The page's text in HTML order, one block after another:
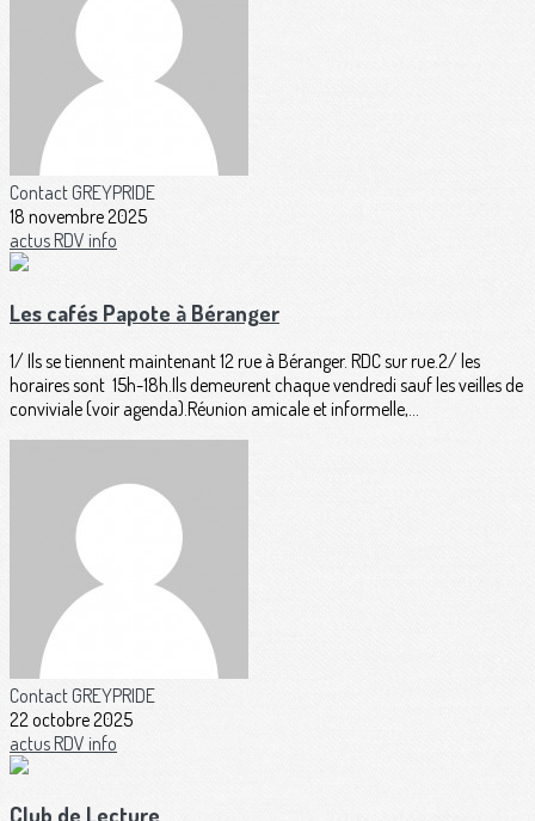
Contact GREYPRIDE
18 novembre 2025
actusRDV info
Les cafés Papote à Béranger
1/ Ils se tiennent maintenant 12 rue à Béranger. RDC sur rue.2/ les
horaires sont 15h-18h.Ils demeurent chaque vendredi sauf les veilles de
conviviale (voir agenda).Réunion amicale et informelle,...
Contact GREYPRIDE
22 octobre 2025
actusRDV info
Club de Lecture